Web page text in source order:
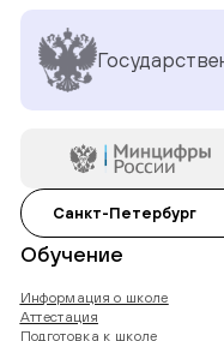
Санкт-Петербург
Обучение
Информация о школе
Аттестация
Подготовка к школе